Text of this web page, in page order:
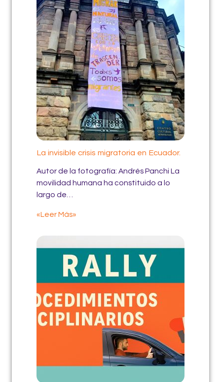
La invisible crisis migratoria en Ecuador.
Autor de la fotografía: Andrés Panchi La
movilidad humana ha constituido a lo
largo de…
«Leer Más»